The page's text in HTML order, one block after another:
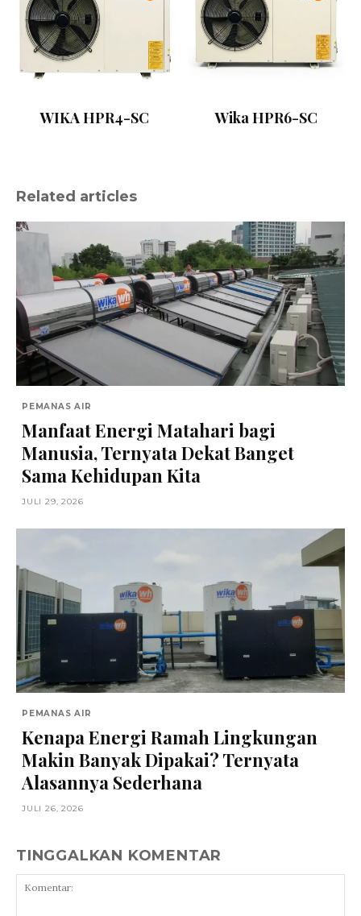
WIKA HPR4-SC Wika HPR6-SC
Related articles
PEMANAS AIR
Manfaat Energi Matahari bagi
Manusia, Ternyata Dekat Banget
Sama Kehidupan Kita
JULI 29, 2026
PEMANAS AIR
Kenapa Energi Ramah Lingkungan
Makin Banyak Dipakai? Ternyata
Alasannya Sederhana
JULI 26, 2026
TINGGALKAN KOMENTAR